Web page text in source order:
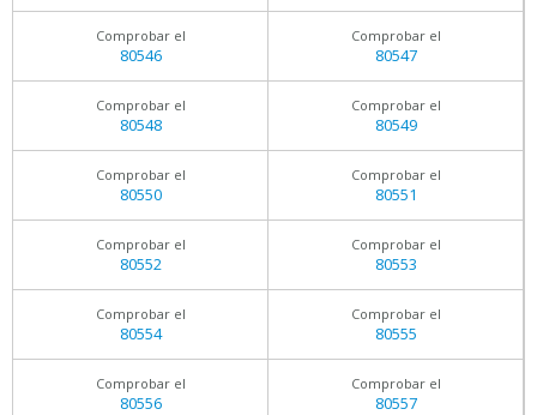
Comprobar el
80546
Comprobar el
80547
Comprobar el
80548
Comprobar el
80549
Comprobar el
80550
Comprobar el
80551
Comprobar el
80552
Comprobar el
80553
Comprobar el
80554
Comprobar el
80555
Comprobar el
80556
Comprobar el
80557